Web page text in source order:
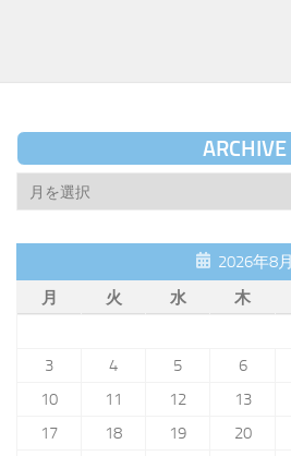
ARCHIVE
Archive
2026年8月
月
火 水 木
3
4 5 6
10
11 12 13
17
18 19 20